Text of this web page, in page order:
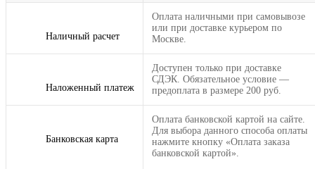
Наличный расчет
Оплата наличными при самовывозе
или при доставке курьером по
Москве.
Наложенный платеж
Доступен только при доставке
СДЭК. Обязательное условие —
предоплата в размере 200 руб.
Банковская карта
Оплата банковской картой на сайте.
Для выбора данного способа оплаты
нажмите кнопку «Оплата заказа
банковской картой».